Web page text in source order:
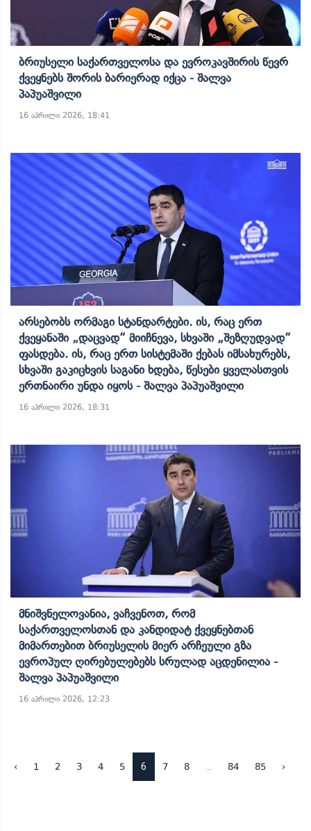
Ბრიუსელი Საქართველოსა Და Ევროკავშირის Წევრ
Ქვეყნებს Შორის Ბარიერად Იქცა - Შალვა
Პაპუაშვილი
16 აპრილი 2026, 18:41
Არსებობს Ორმაგი Სტანდარტები. Ის, Რაც Ერთ
Ქვეყანაში „დაცვად“ Მიიჩნევა, Სხვაში „შეზღუდვად“
Ფასდება. Ის, Რაც Ერთ Სისტემაში Ქებას Იმსახურებს,
Სხვაში Გაკიცხვის Საგანი Ხდება, Წესები Ყველასთვის
Ერთნაირი Უნდა Იყოს - Შალვა Პაპუაშვილი
16 აპრილი 2026, 18:31
Მნიშვნელოვანია, Ვაჩვენოთ, Რომ
Საქართველოსთან Და Კანდიდატ Ქვეყნებთან
Მიმართებით Ბრიუსელის Მიერ Არჩეული Გზა
Ევროპულ Ღირებულებებს Სრულად Აცდენილია -
Შალვა Პაპუაშვილი
16 აპრილი 2026, 12:23
‹ 1 2 3 4 5 6 7 8 84 85 ›